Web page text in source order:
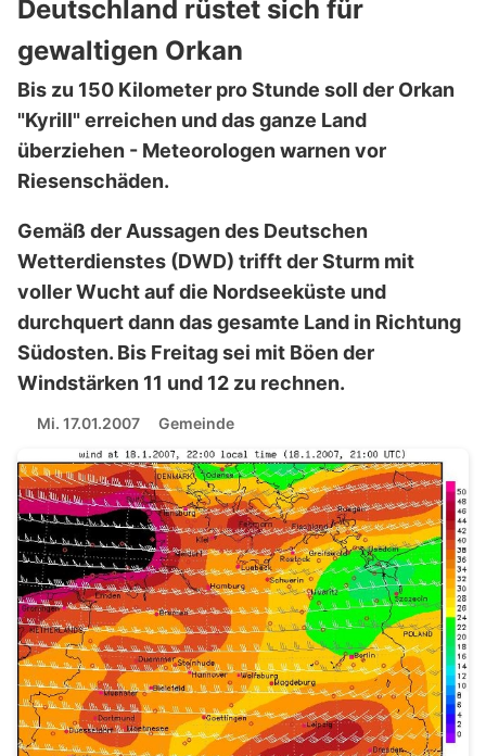
Deutschland rüstet sich für
gewaltigen Orkan
Bis zu 150 Kilometer pro Stunde soll der Orkan
"Kyrill" erreichen und das ganze Land
überziehen - Meteorologen warnen vor
Riesenschäden.
Gemäß der Aussagen des Deutschen
Wetterdienstes (DWD) trifft der Sturm mit
voller Wucht auf die Nordseeküste und
durchquert dann das gesamte Land in Richtung
Südosten. Bis Freitag sei mit Böen der
Windstärken 11 und 12 zu rechnen.
Mi. 17.01.2007 Gemeinde